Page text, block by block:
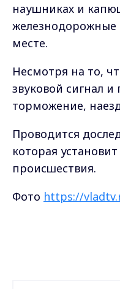
наушниках и
месте.
Несмотря на то,
звуковой сигнал
торможение,
Проводится
которая
происшествия.
Фото https://